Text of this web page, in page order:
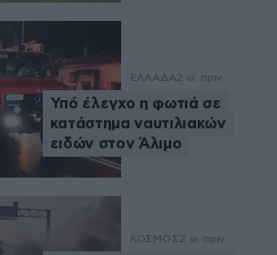
ΕΛΛΑΔΑ2 ω. πριν
Υπό έλεγχο η φωτιά σε
κατάστημα ναυτιλιακών
ειδών στον Άλιμο
ΚΟΣΜΟΣ2 ω. πριν